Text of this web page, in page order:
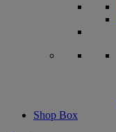
Shop Box